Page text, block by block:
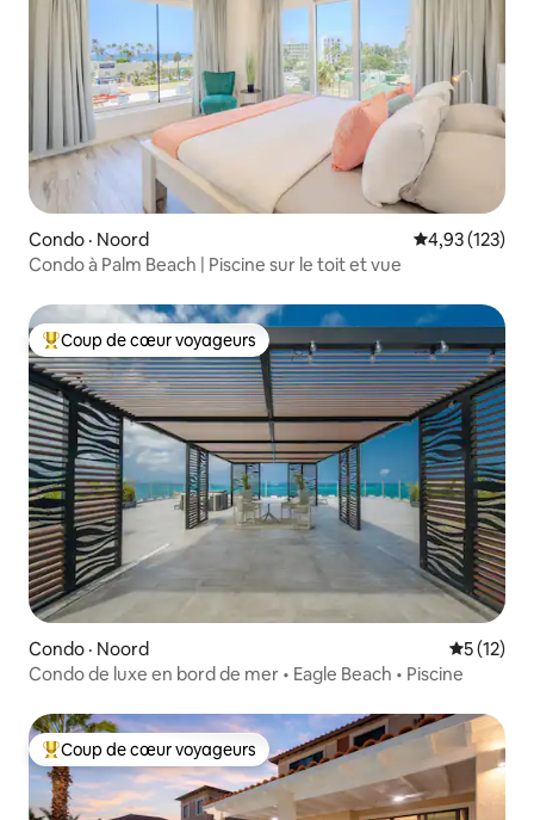
Condo · Noord Note
4,93 (123)
Condo à Palm Beach | Piscine sur le toit et vue
Coup de cœur voyageurs parmi les plus aimés
Coup de cœur voyageurs
Condo · Noord Note
5 (12)
Condo de luxe en bord de mer • Eagle Beach • Piscine
Coup de cœur voyageurs parmi les plus aimés
Coup de cœur voyageurs